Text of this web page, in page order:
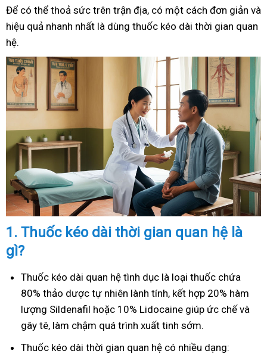
Để có thể thoả sức trên trận địa, có một cách đơn giản và
hiệu quả nhanh nhất là dùng thuốc kéo dài thời gian quan
hệ.
1. Thuốc kéo dài thời gian quan hệ là
gì?
Thuốc kéo dài quan hệ tình dục là loại thuốc chứa
80% thảo dược tự nhiên lành tính, kết hợp 20% hàm
lượng Sildenafil hoặc 10% Lidocaine giúp ức chế và
gây tê, làm chậm quá trình xuất tinh sớm.
Thuốc kéo dài thời gian quan hệ có nhiều dạng: